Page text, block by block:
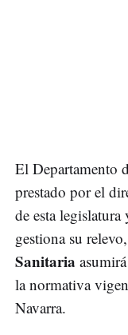
El Departamento
prestado por el
de esta legislatura
gestiona su
Sanitaria
la normativa
Navarra.